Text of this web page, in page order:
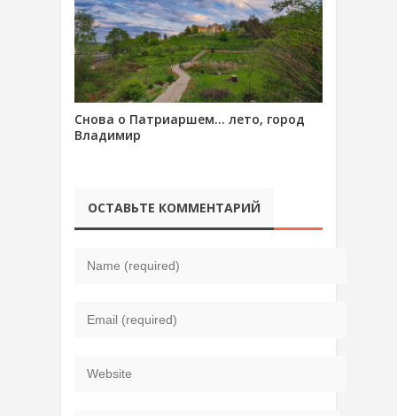
Снова о Патриаршем… лето, город
Владимир
ОСТАВЬТЕ КОММЕНТАРИЙ